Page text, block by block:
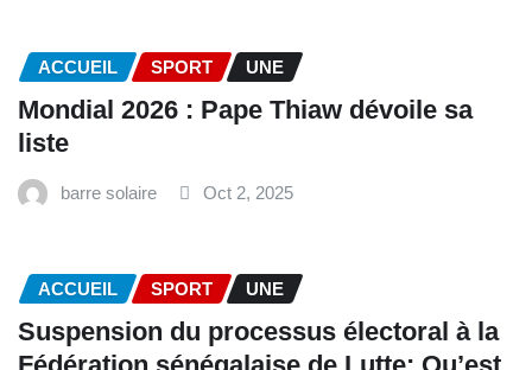
ACCUEIL SPORT UNE
Mondial 2026 : Pape Thiaw dévoile sa
liste
barre solaire Oct 2, 2025
ACCUEIL SPORT UNE
‎Suspension du processus électoral à la